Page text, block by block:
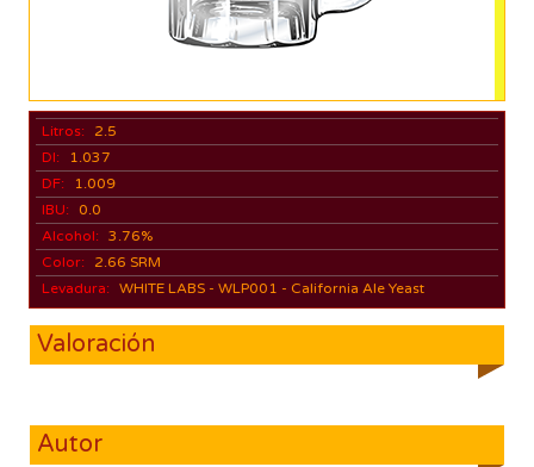
Litros:
2.5
DI:
1.037
DF:
1.009
IBU:
0.0
Alcohol: 3.76%
Color:
2.66 SRM
Levadura: WHITE LABS - WLP001 - California Ale Yeast
Valoración
Autor